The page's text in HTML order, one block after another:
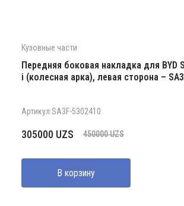
Кузовные части
Передняя боковая накладка для BYD
i (колесная арка), левая сторона –
Артикул:SA3F-5302410
450000UZS
Первоначальная
составляла
450000 UZS.
305000 UZS
Текущая
305000 UZS.
В корзину